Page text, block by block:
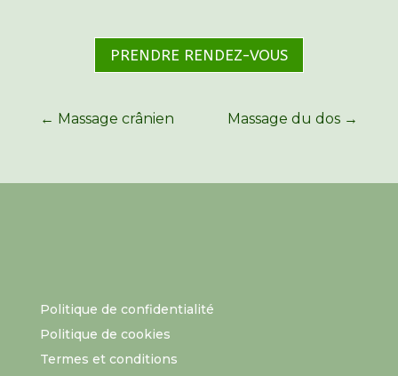
PRENDRE RENDEZ-VOUS
← Massage crânien Massage du dos →
Politique de confidentialité
Politique de cookies
Termes et conditions